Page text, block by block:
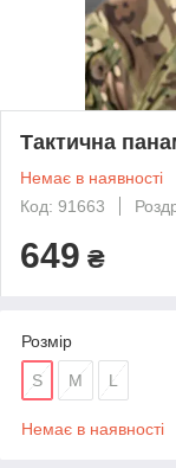
Тактична
Немає в наявності
Код: 91663
649 ₴
Розмір
S M L
Немає в наявності